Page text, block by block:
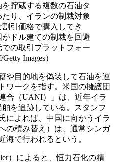
貯蔵する複数の石油タ
り、イランの制裁対象
引価格で購入してき
ドル建ての制裁を回避
の取引プラットフォー
Images）
や目的地を偽装して石油を運
ワークを指す。米国の擁護団
合（UANI）」は、近年イラ
を追跡している。スタンフ
によれば、中国に向かうイラ
の積み替え）は、通常シンガ
海で行われるという。
）によると、恒力石化の精